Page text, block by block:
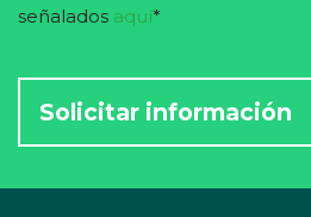
señalados aquí*